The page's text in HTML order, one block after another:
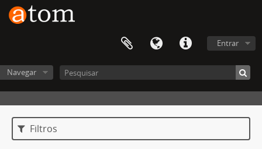
Entrar
Navegar
Filtros